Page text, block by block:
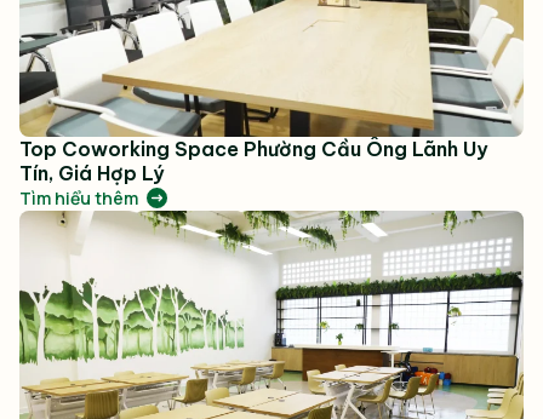
Top Coworking Space Phường Cầu Ông Lãnh Uy
Tín, Giá Hợp Lý
Tìm hiểu thêm